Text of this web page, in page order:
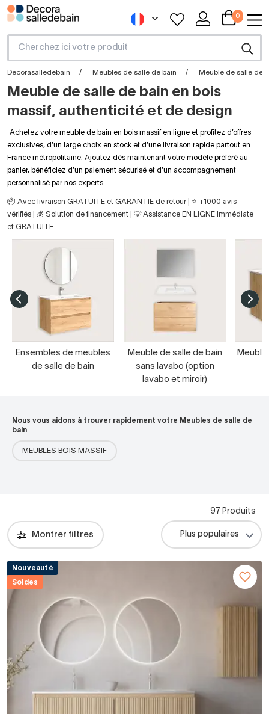
0
Decorasalledebain Meubles de salle de bain Meuble de salle de
Meuble de salle de bain en bois
massif, authenticité et de design
Achetez votre meuble de bain en bois massif en ligne et profitez d’offres
exclusives, d’un large choix en stock et d’une livraison rapide partout en
France métropolitaine. Ajoutez dès maintenant votre modèle préféré au
panier, bénéficiez d’un paiement sécurisé et d’un accompagnement
personnalisé par nos experts.
📦 Avec livraison GRATUITE et GARANTIE de retour | ⭐ +1000 avis
vérifiés | 💰 Solution de financement | 💡 Assistance EN LIGNE immédiate
et GRATUITE
Ensembles de meubles
de salle de bain
Meuble de salle de bain
sans lavabo (option
lavabo et miroir)
Nous vous aidons à trouver rapidement votre Meubles de salle de
bain
MEUBLES BOIS MASSIF
Montrer filtres
97 Produits
Nouveauté
Soldes